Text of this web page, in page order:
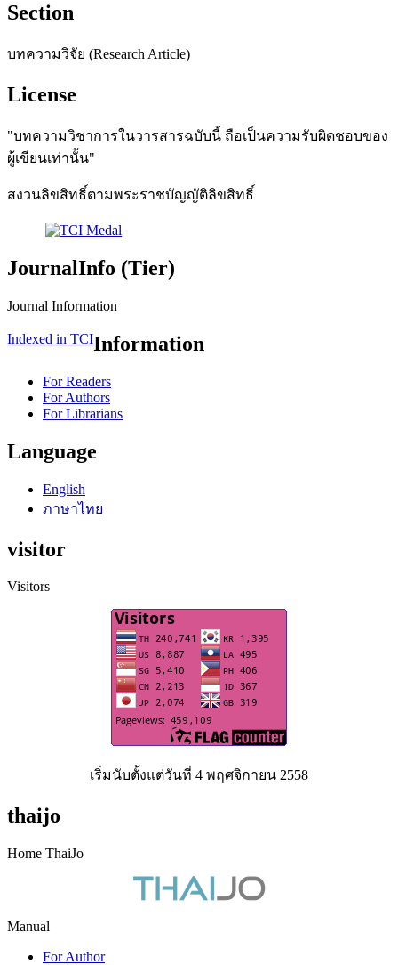
Section
บทความวิจัย (Research Article)
License
"บทความวิชาการในวารสารฉบับนี้ ถือเป็นความรับผิดชอบของ
ผู้เขียนเท่านั้น"
สงวนลิขสิทธิ์ตามพระราชบัญญัติลิขสิทธิ์
JournalInfo (Tier)
Journal Information
Indexed in TCIInformation
For Readers
For Authors
For Librarians
Language
English
ภาษาไทย
visitor
Visitors
เริ่มนับตั้งแต่วันที่ 4 พฤศจิกายน 2558
thaijo
Home ThaiJo
Manual
For Author